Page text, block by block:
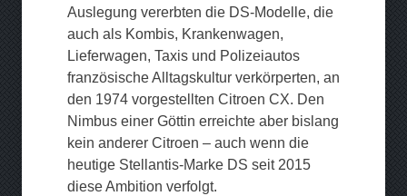
Auslegung vererbten die DS-Modelle, die
auch als Kombis, Krankenwagen,
Lieferwagen, Taxis und Polizeiautos
französische Alltagskultur verkörperten, an
den 1974 vorgestellten Citroen CX. Den
Nimbus einer Göttin erreichte aber bislang
kein anderer Citroen – auch wenn die
heutige Stellantis-Marke DS seit 2015
diese Ambition verfolgt.